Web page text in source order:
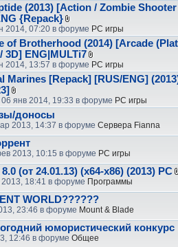
(2013) [Action / Zombie
{Repack}
2014, 07:20 в форуме PC игры
of Brotherhood (2014) [Arcade
3D] ENG|MULTi7
2014, 13:57 в форуме PC игры
Marines [Repack] [RUS/ENG]
янв 2014, 19:33 в форуме PC игры
доносы
2013, 14:37 в форуме Сервера Fianna
2013, 10:15 в форуме PC игры
(от 24.01.13) (x64-x86) (2013) PC
2013, 18:41 в форуме Программы
WORLD??????
23:46 в форуме Mount & Blade
юмористический конкурс
12:46 в форуме Общее